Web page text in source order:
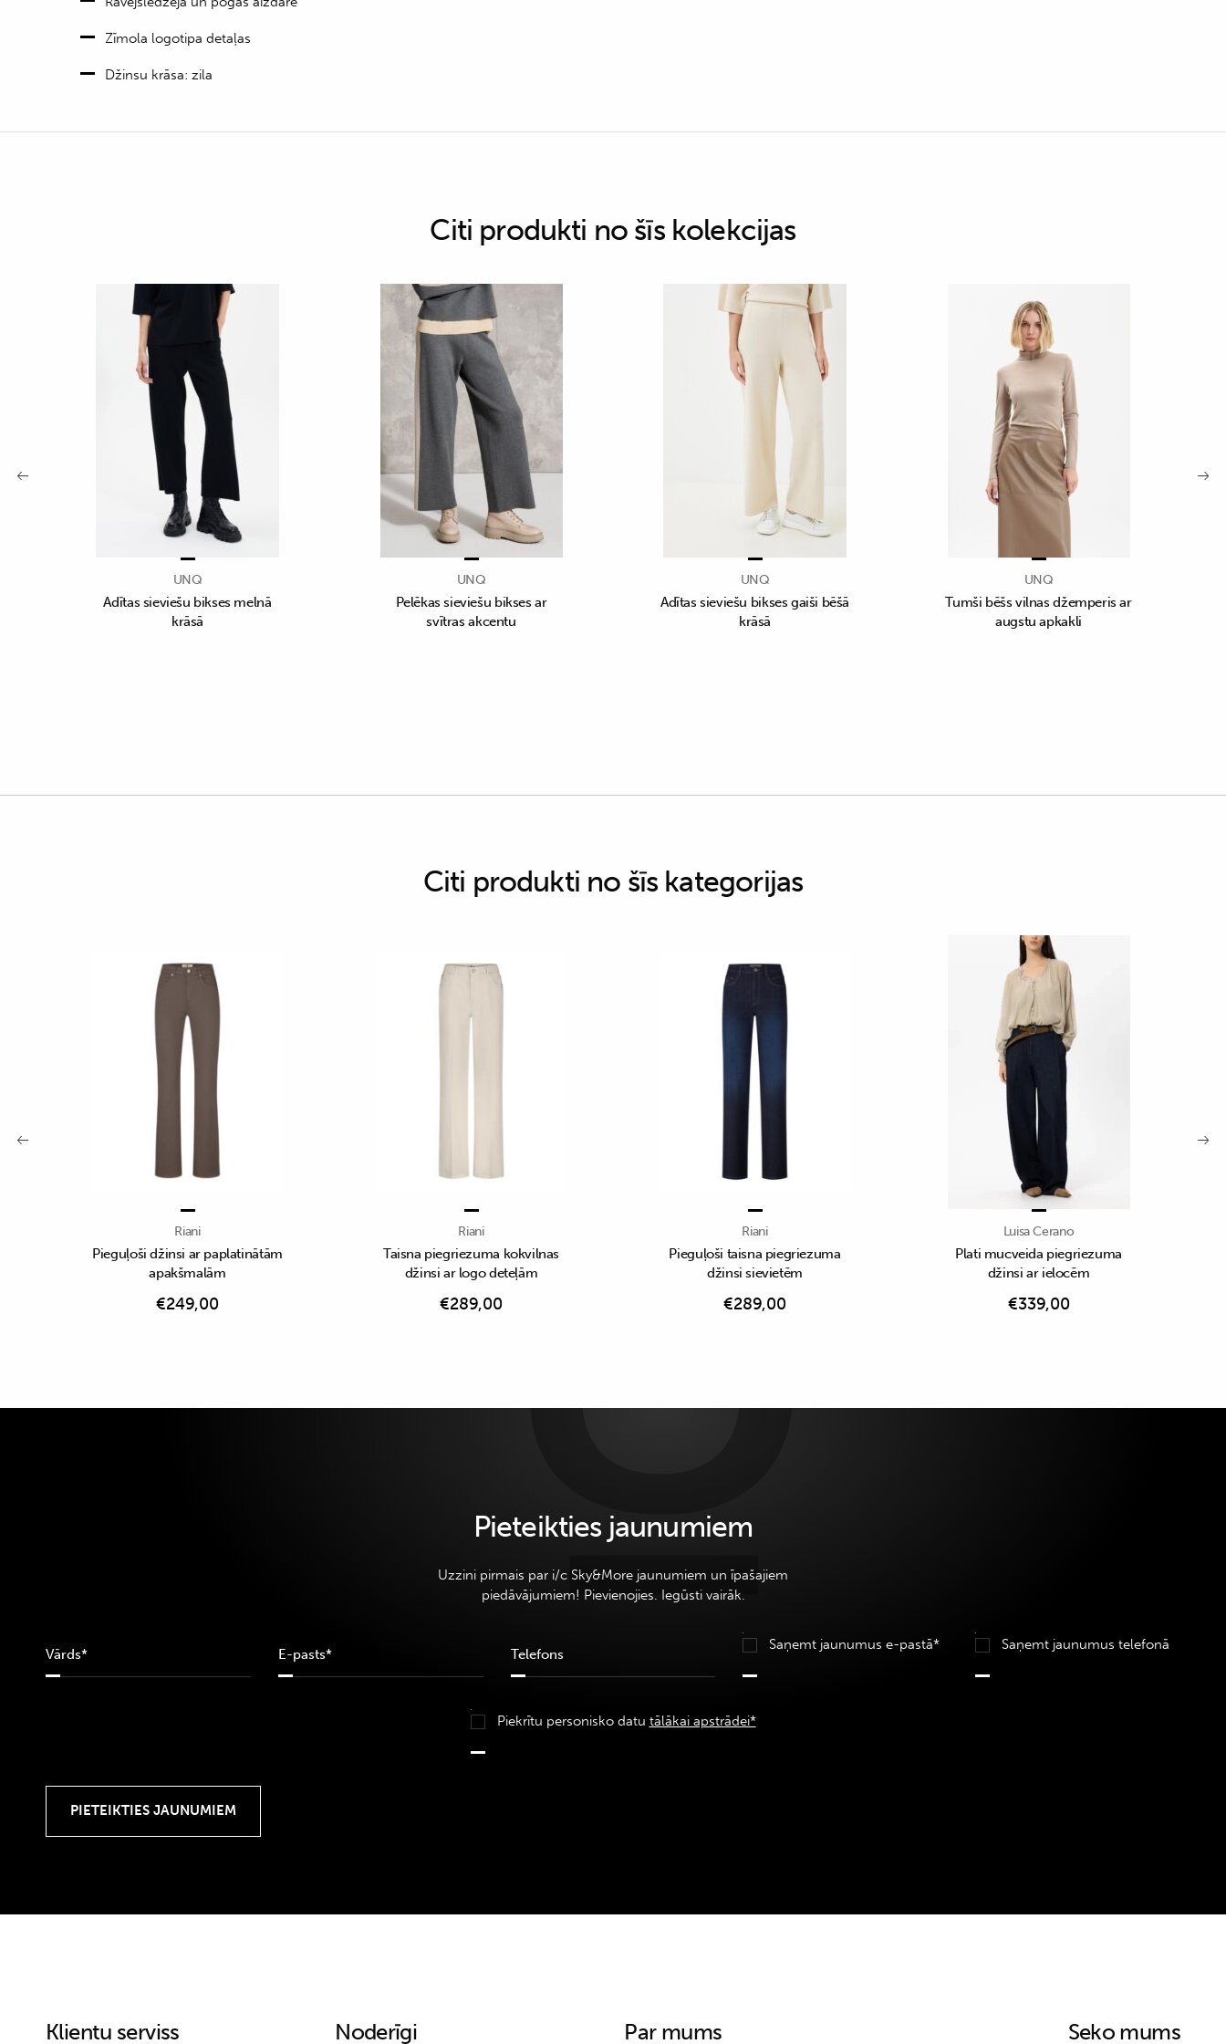
Zīmola logotipa detaļas
Džinsu krāsa: zila
Citi produkti no šīs kolekcijas
UNQ
Adītas sieviešu bikses melnā
krāsā
UNQ
Pelēkas sieviešu bikses ar
svītras akcentu
UNQ
Adītas sieviešu bikses gaiši bēšā
krāsā
UNQ
Tumši bēšs vilnas džemperis ar
augstu apkakli
Citi produkti no šīs kategorijas
Riani
Pieguļoši džinsi ar paplatinātām
apakšmalām
€249,00
Riani
Taisna piegriezuma kokvilnas
džinsi ar logo deteļām
€289,00
Riani
Pieguļoši taisna piegriezuma
džinsi sievietēm
€289,00
Luisa Cerano
Plati mucveida piegriezuma
džinsi ar ielocēm
€339,00
Pieteikties jaunumiem
Uzzini pirmais par i/c Sky&More jaunumiem un īpašajiem
piedāvājumiem! Pievienojies. Iegūsti vairāk.
Saņemt jaunumus e-pastā* Saņemt jaunumus telefonā
Piekrītu personisko datu tālākai apstrādei*
Klientu serviss Noderīgi Par mums Seko mums